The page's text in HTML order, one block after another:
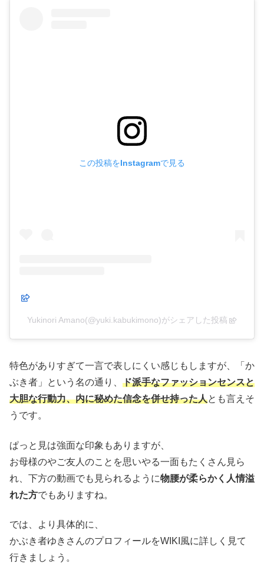
この投稿をInstagramで見る
Yukinori Amano(@yuki.kabukimono)がシェアした投稿
特色がありすぎて一言で表しにくい感じもしますが、「か
ぶき者」という名の通り、 ド派手なファッションセンスと
大胆な行動力、内に秘めた信念を併せ持った人とも言えそ
うです。
ぱっと見は強面な印象もありますが、
お母様のやご友人のことを思いやる一面もたくさん見ら
れ、下方の動画でも見られるように物腰が柔らかく人情溢
れた方でもありますね。
では、より具体的に、
かぶき者ゆきさんのプロフィールをWIKI風に詳しく見て
行きましょう。